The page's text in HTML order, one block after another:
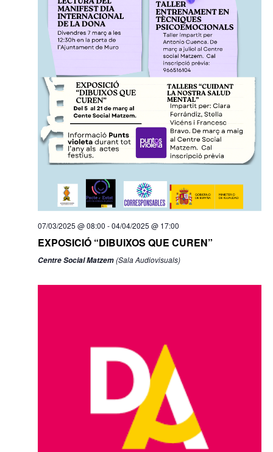
07/03/2025 @ 08:00 -04/04/2025 @ 17:00
EXPOSICIÓ “DIBUIXOS QUE CUREN”
Centre Social Matzem(Sala Audiovisuals)